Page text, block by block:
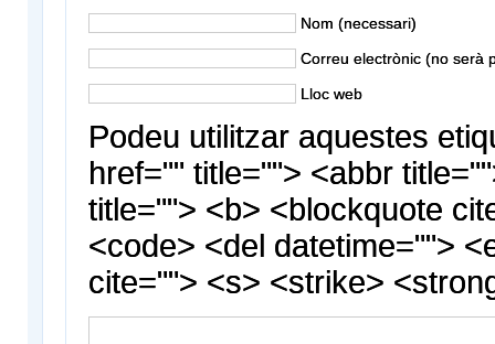
Nom (necessari)
Correu electrònic (no serà
Lloc web
Podeu utilitzar aquestes
href="" title=""> <abbr
title=""> <b> <blockquote
<code> <del datetime="">
cite=""> <s> <strike>